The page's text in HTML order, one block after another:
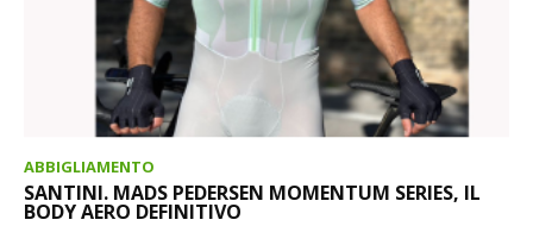
ABBIGLIAMENTO
SANTINI. MADS PEDERSEN MOMENTUM SERIES, IL
BODY AERO DEFINITIVO